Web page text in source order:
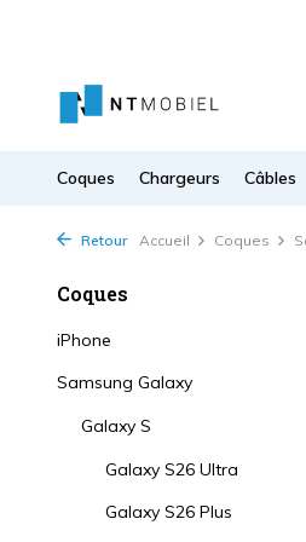
Coques Chargeurs Câbles
Retour Accueil Coques
Coques
iPhone
Samsung Galaxy
Galaxy S
Galaxy S26 Ultra
Galaxy S26 Plus